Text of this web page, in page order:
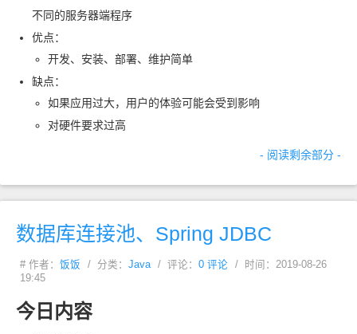
不同的服务器端程序
优点：
开发、安装、部署、维护简单
缺点：
如果应用过大，用户的体验可能会受到影响
对硬件要求过高
- 阅读剩余部分 -
数据库连接池、Spring JDBC
# 作者： 饭饭 / 分类： Java / 评论： 0 评论
/ 时间：2019-08-26
19:45
今日内容